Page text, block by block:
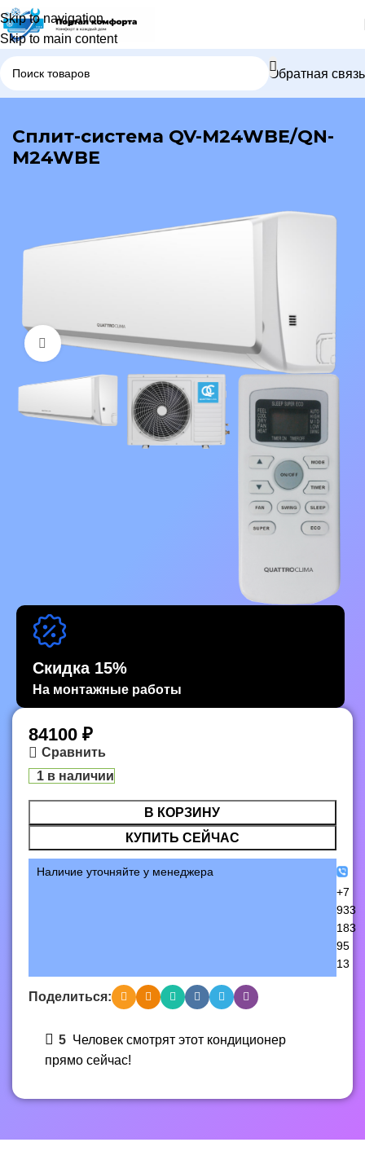
Skip to navigation
Skip to main content
Обратная связь
В каталог
Сплит-система QV-M24WBE/QN-
M24WBE
Нажмите, чтобы увеличить изображение
Скидка 15%
На монтажные работы
84100 ₽
Сравнить
1 в наличии
В КОРЗИНУ
КУПИТЬ СЕЙЧАС
Наличие уточняйте у менеджера
+7
933
183
95
13
Поделиться:
5 Человек смотрят этот кондиционер
прямо сейчас!